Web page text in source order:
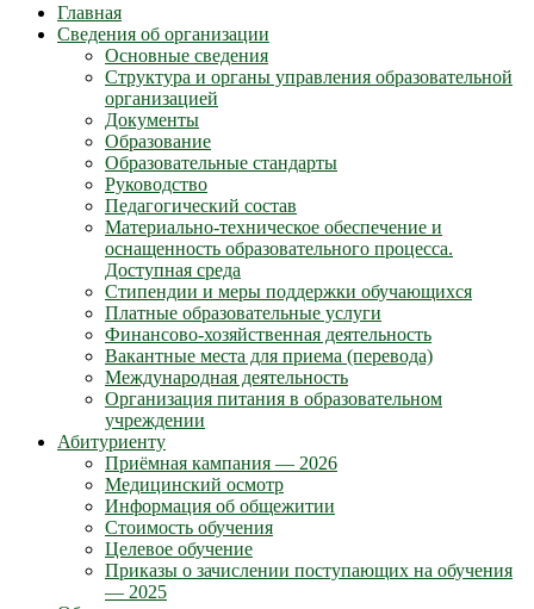
Главная
Сведения об организации
Основные сведения
Структура и органы управления образовательной
организацией
Документы
Образование
Образовательные стандарты
Руководство
Педагогический состав
Материально-техническое обеспечение и
оснащенность образовательного процесса.
Доступная среда
Стипендии и меры поддержки обучающихся
Платные образовательные услуги
Финансово-хозяйственная деятельность
Вакантные места для приема (перевода)
Международная деятельность
Организация питания в образовательном
учреждении
Абитуриенту
Приёмная кампания — 2026
Медицинский осмотр
Информация об общежитии
Стоимость обучения
Целевое обучение
Приказы о зачислении поступающих на обучения
— 2025